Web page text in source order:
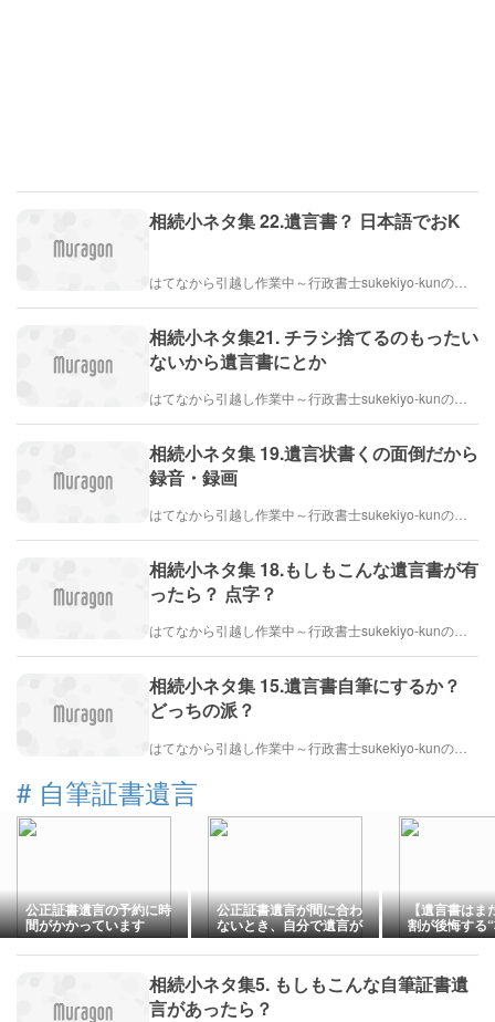
相続小ネタ集 22.遺言書？ 日本語でおK
相続小ネタ集21. チラシ捨てるのもったい
ないから遺言書にとか
相続小ネタ集 19.遺言状書くの面倒だから
録音・録画
相続小ネタ集 18.もしもこんな遺言書が有
ったら？ 点字？
はてなから引越し作業中～行政書士sukekiyo-kunの家族法など（仮）
相続小ネタ集 15.遺言書自筆にするか？
どっちの派？
# 自筆証書遺言
公正証書遺言の予約に時
間がかかっています
公正証書遺言が間に合わ
ないとき、自分で遺言が
かけないとき（不動産
編）
【遺言書はま
割が後悔する
足”と今やる
アル
相続小ネタ集5. もしもこんな自筆証書遺
言があったら？